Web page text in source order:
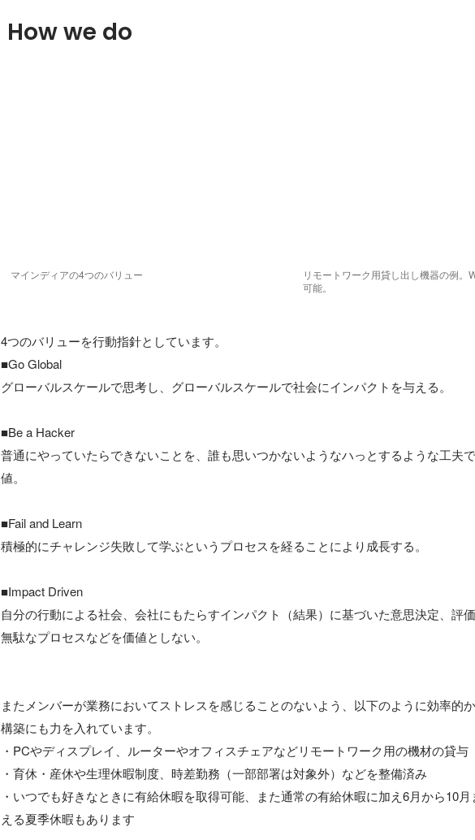
How we do
マインディアの4つのバリュー
リモートワーク用貸し出し機器の例。
可能。
4つのバリューを行動指針としています。
■Go Global
グローバルスケールで思考し、グローバルスケールで社会にインパクトを与える。
■Be a Hacker
普通にやっていたらできないことを、誰も思いつかないようなハっとするような工夫
値。
■Fail and Learn
積極的にチャレンジ失敗して学ぶというプロセスを経ることにより成長する。
■Impact Driven
自分の行動による社会、会社にもたらすインパクト（結果）に基づいた意思決定、評
無駄なプロセスなどを価値としない。
またメンバーが業務においてストレスを感じることのないよう、以下のように効率的
構築にも力を入れています。
・PCやディスプレイ、ルーターやオフィスチェアなどリモートワーク用の機材の貸与
・育休・産休や生理休暇制度、時差勤務（一部部署は対象外）などを整備済み
・いつでも好きなときに有給休暇を取得可能、また通常の有給休暇に加え6月から10
える夏季休暇もあります